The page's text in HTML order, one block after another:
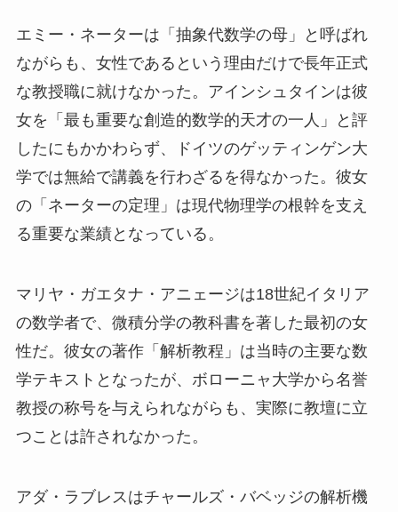
エミー・ネーターは「抽象代数学の母」と呼ばれ
ながらも、女性であるという理由だけで長年正式
な教授職に就けなかった。アインシュタインは彼
女を「最も重要な創造的数学的天才の一人」と評
したにもかかわらず、ドイツのゲッティンゲン大
学では無給で講義を行わざるを得なかった。彼女
の「ネーターの定理」は現代物理学の根幹を支え
る重要な業績となっている。
マリヤ・ガエタナ・アニェージは18世紀イタリア
の数学者で、微積分学の教科書を著した最初の女
性だ。彼女の著作「解析教程」は当時の主要な数
学テキストとなったが、ボローニャ大学から名誉
教授の称号を与えられながらも、実際に教壇に立
つことは許されなかった。
アダ・ラブレスはチャールズ・バベッジの解析機